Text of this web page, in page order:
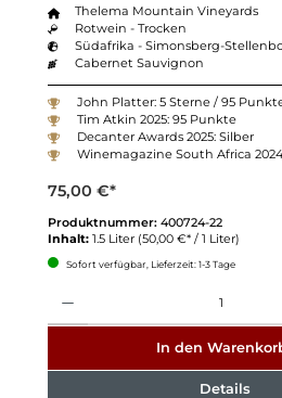
Thelema Mountain Vineyards
Rotwein - Trocken
Cabernet Sauvignon
John Platter: 5 Sterne / 95
Tim Atkin 2025: 95 Punkte
Decanter Awards 2025: Silber
Winemagazine South Africa
75,00 €*
Produktnummer: 400724-22
Inhalt: 1.5 Liter (50,00 €* / 1 Liter)
Sofort verfügbar, Lieferzeit: 1-3 Tage
In den
Details